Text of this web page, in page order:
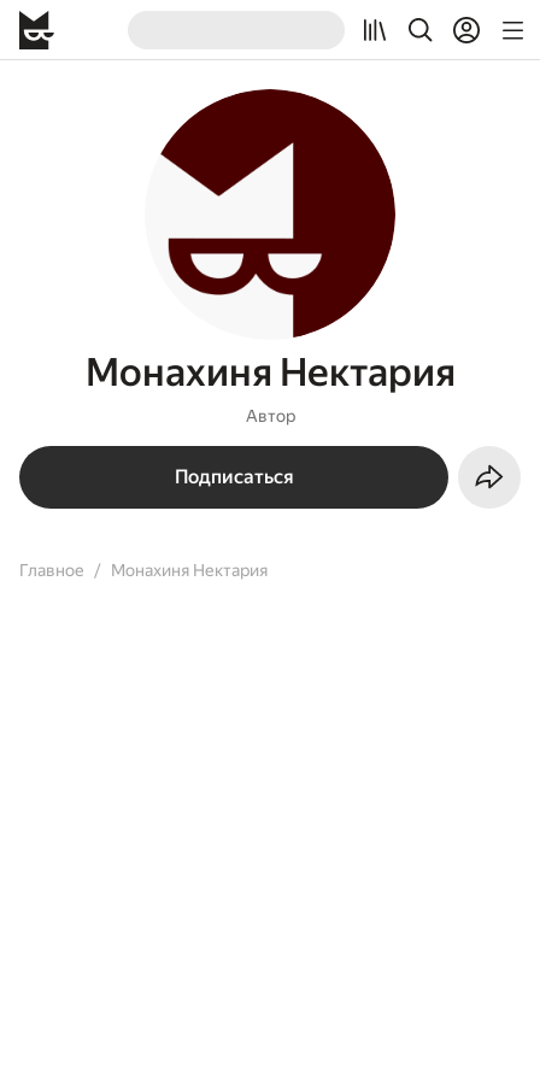
Монахиня Нектария
Автор
Подписаться
Главное Монахиня Нектария